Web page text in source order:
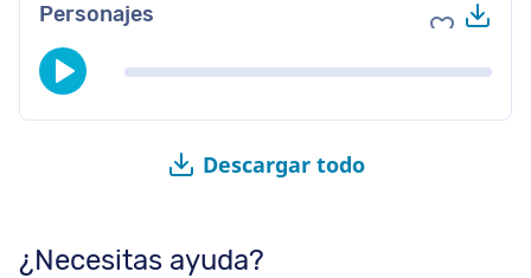
Personajes Agregar
Descargar todo
¿Necesitas ayuda?